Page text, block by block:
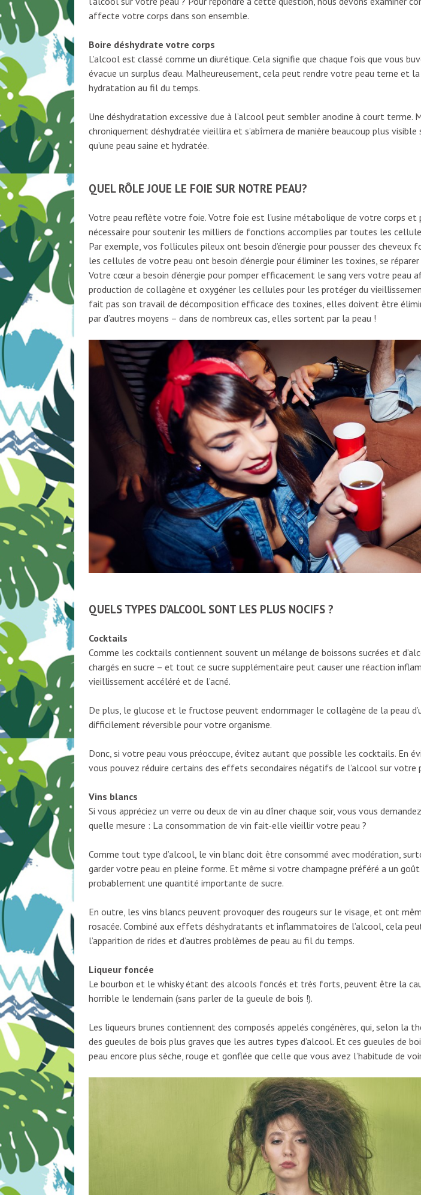
affecte votre corps dans son ensemble.
Boire déshydrate votre corps
L’alcool est classé comme un diurétique. Cela signifie que chaque fois que vous
évacue un surplus d’eau. Malheureusement, cela peut rendre votre peau terne et
hydratation au fil du temps.
Une déshydratation excessive due à l’alcool peut sembler anodine à court terme.
chroniquement déshydratée vieillira et s’abîmera de manière beaucoup plus visible
qu’une peau saine et hydratée.
QUEL RÔLE JOUE LE FOIE SUR NOTRE PEAU?
Votre peau reflète votre foie. Votre foie est l’usine métabolique de votre corps et
nécessaire pour soutenir les milliers de fonctions accomplies par toutes les
Par exemple, vos follicules pileux ont besoin d’énergie pour pousser des
les cellules de votre peau ont besoin d’énergie pour éliminer les toxines, se
Votre cœur a besoin d’énergie pour pomper efficacement le sang vers votre peau
production de collagène et oxygéner les cellules pour les protéger du
fait pas son travail de décomposition efficace des toxines, elles doivent être
par d’autres moyens – dans de nombreux cas, elles sortent par la peau !
QUELS TYPES D’ALCOOL SONT LES PLUS NOCIFS ?
Cocktails
Comme les cocktails contiennent souvent un mélange de boissons sucrées et
chargés en sucre – et tout ce sucre supplémentaire peut causer une réaction
vieillissement accéléré et de l’acné.
De plus, le glucose et le fructose peuvent endommager le collagène de la peau
difficilement réversible pour votre organisme.
Donc, si votre peau vous préoccupe, évitez autant que possible les cocktails. En
vous pouvez réduire certains des effets secondaires négatifs de l’alcool sur votre
Vins blancs
Si vous appréciez un verre ou deux de vin au dîner chaque soir, vous vous
quelle mesure : La consommation de vin fait-elle vieillir votre peau ?
Comme tout type d’alcool, le vin blanc doit être consommé avec modération,
garder votre peau en pleine forme. Et même si votre champagne préféré a un
probablement une quantité importante de sucre.
En outre, les vins blancs peuvent provoquer des rougeurs sur le visage, et ont
rosacée. Combiné aux effets déshydratants et inflammatoires de l’alcool, cela
l’apparition de rides et d’autres problèmes de peau au fil du temps.
Liqueur foncée
Le bourbon et le whisky étant des alcools foncés et très forts, peuvent être la
horrible le lendemain (sans parler de la gueule de bois !).
Les liqueurs brunes contiennent des composés appelés congénères, qui, selon la
des gueules de bois plus graves que les autres types d’alcool. Et ces gueules de
peau encore plus sèche, rouge et gonflée que celle que vous avez l’habitude de